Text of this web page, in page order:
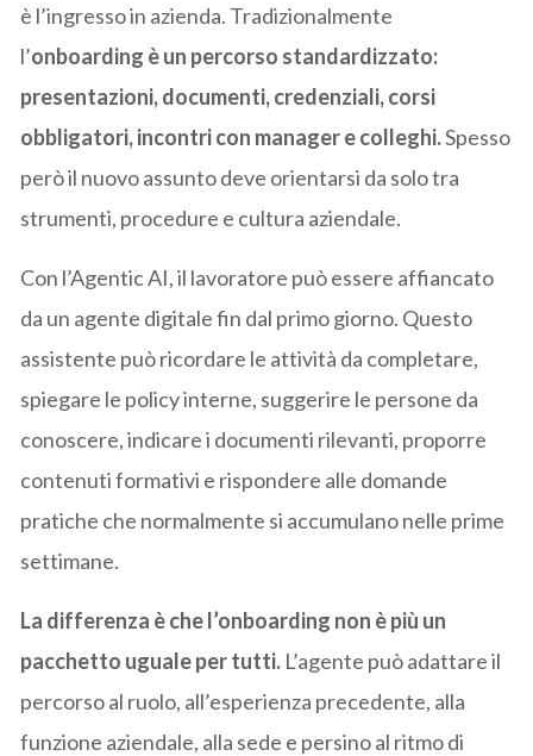
è l’ingresso in azienda. Tradizionalmente
l’onboarding è un percorso standardizzato:
presentazioni, documenti, credenziali, corsi
obbligatori, incontri con manager e colleghi.Spesso
però il nuovo assunto deve orientarsi da solo tra
strumenti, procedure e cultura aziendale.
Con l’Agentic AI, il lavoratore può essere affiancato
da un agente digitale fin dal primo giorno. Questo
assistente può ricordare le attività da completare,
spiegare le policy interne, suggerire le persone da
conoscere, indicare i documenti rilevanti, proporre
contenuti formativi e rispondere alle domande
pratiche che normalmente si accumulano nelle prime
settimane.
La differenza è che l’onboarding non è più un
pacchetto uguale per tutti. L’agente può adattare il
percorso al ruolo, all’esperienza precedente, alla
funzione aziendale, alla sede e persino al ritmo di